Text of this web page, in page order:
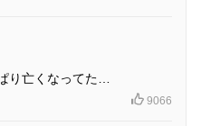
り亡くなってた…
9066